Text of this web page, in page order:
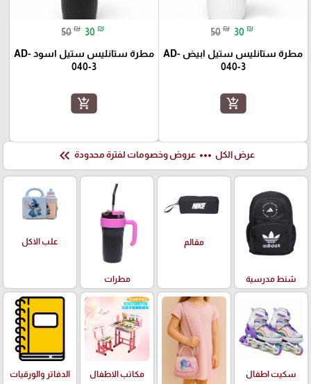
50 ₪ 30 ₪
مطرة ستانليس ستيل ابيض AD-
040-3
add_shopping_cart
50 ₪ 30 ₪
مطرة ستانليس ستيل اسود AD-
040-3
add_shopping_cart
عرض الكل more_horiz عروض وخصومات لفترة محدودة keyboard_double_arrow_left
شنط مدرسية
مقالم
مطرات
علب الاكل
سكيت اطفال مكاتب الاطفال الدفاتر والورقيات